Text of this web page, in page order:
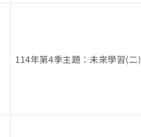
114年第4季主題：未來學習(二)